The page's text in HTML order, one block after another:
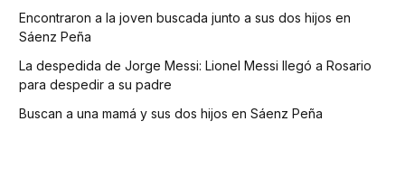
Encontraron a la joven buscada junto a sus dos hijos en
Sáenz Peña
La despedida de Jorge Messi: Lionel Messi llegó a Rosario
para despedir a su padre
Buscan a una mamá y sus dos hijos en Sáenz Peña